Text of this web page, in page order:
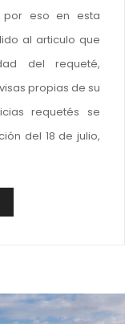
por eso en esta
al articulo que
del requeté,
propias de su
requetés se
del 18 de julio,